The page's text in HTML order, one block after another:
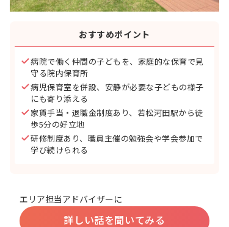
おすすめポイント
病院で働く仲間の子どもを、家庭的な保育で見
守る院内保育所
病児保育室を併設、安静が必要な子どもの様子
にも寄り添える
家賃手当・退職金制度あり、若松河田駅から徒
歩5分の好立地
研修制度あり、職員主催の勉強会や学会参加で
学び続けられる
エリア担当アドバイザーに
詳しい話を聞いてみる